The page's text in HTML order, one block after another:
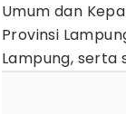
Umum dan
Provinsi
Lampung, serta